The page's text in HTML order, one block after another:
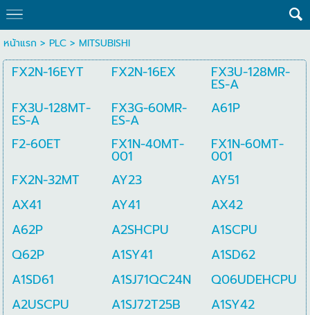
หน้าแรก > PLC> MITSUBISHI
FX2N-16EYT FX2N-16EX FX3U-128MR-
ES-A
FX3U-128MT-
ES-A
FX3G-60MR-
ES-A
A61P
F2-60ET
FX1N-40MT-
001
FX1N-60MT-
001
FX2N-32MT
AY23
AY51
AX41
AY41
AX42
A62P
A2SHCPU
A1SCPU
Q62P
A1SY41
A1SD62
A1SD61
A1SJ71QC24N
Q06UDEHCPU
A2USCPU
A1SJ72T25B
A1SY42